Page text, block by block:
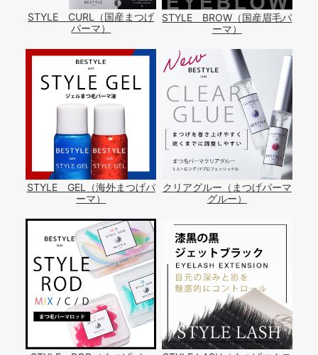
STYLE CURL（国産まつげ
パーマ）
STYLE BROW（国産眉毛パ
ーマ）
STYLE GEL（海外まつげパ
ーマ）
クリアグルー（まつげパーマ
グルー）